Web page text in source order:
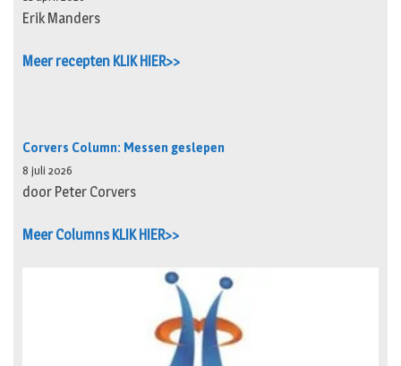
Erik Manders
Meer recepten KLIK HIER>>
Corvers Column: Messen geslepen
8 juli 2026
door Peter Corvers
Meer Columns KLIK HIER>>